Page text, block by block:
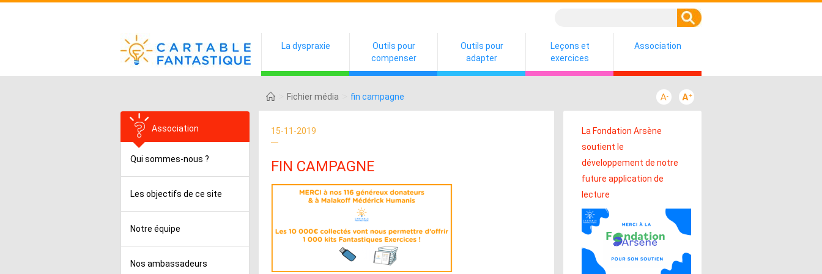
La dyspraxie
Outils pour
compenser
Outils pour
adapter
Leçons et
exercices
Association
Fichier média fin campagne
Association
Qui sommes-nous ?
Les objectifs de ce site
Notre équipe
Nos ambassadeurs
15-11-2019
FIN CAMPAGNE
La Fondation Arsène
soutient le
développement de notre
future application de
lecture